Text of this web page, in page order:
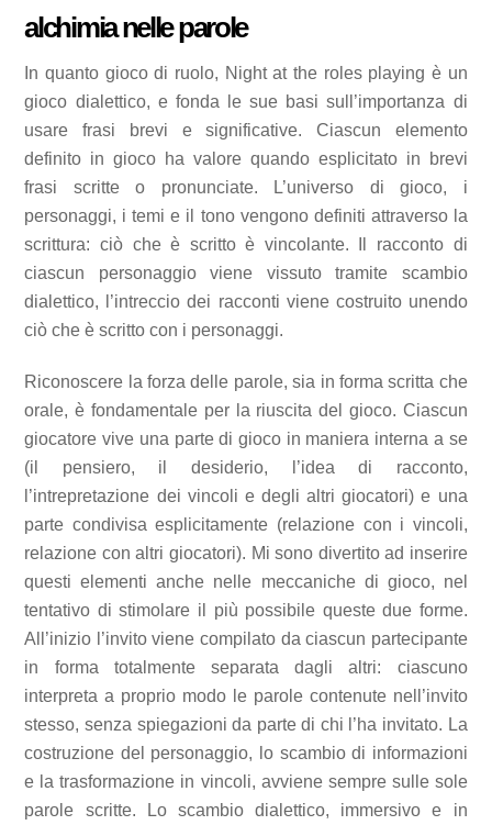
alchimia nelle parole
In quanto gioco di ruolo, Night at the roles playing è un
gioco dialettico, e fonda le sue basi sull’importanza di
usare frasi brevi e significative. Ciascun elemento
definito in gioco ha valore quando esplicitato in brevi
frasi scritte o pronunciate. L’universo di gioco, i
personaggi, i temi e il tono vengono definiti attraverso la
scrittura: ciò che è scritto è vincolante. Il racconto di
ciascun personaggio viene vissuto tramite scambio
dialettico, l’intreccio dei racconti viene costruito unendo
ciò che è scritto con i personaggi.
Riconoscere la forza delle parole, sia in forma scritta che
orale, è fondamentale per la riuscita del gioco. Ciascun
giocatore vive una parte di gioco in maniera interna a se
(il pensiero, il desiderio, l’idea di racconto,
l’intrepretazione dei vincoli e degli altri giocatori) e una
parte condivisa esplicitamente (relazione con i vincoli,
relazione con altri giocatori). Mi sono divertito ad inserire
questi elementi anche nelle meccaniche di gioco, nel
tentativo di stimolare il più possibile queste due forme.
All’inizio l’invito viene compilato da ciascun partecipante
in forma totalmente separata dagli altri: ciascuno
interpreta a proprio modo le parole contenute nell’invito
stesso, senza spiegazioni da parte di chi l’ha invitato. La
costruzione del personaggio, lo scambio di informazioni
e la trasformazione in vincoli, avviene sempre sulle sole
parole scritte. Lo scambio dialettico, immersivo e in